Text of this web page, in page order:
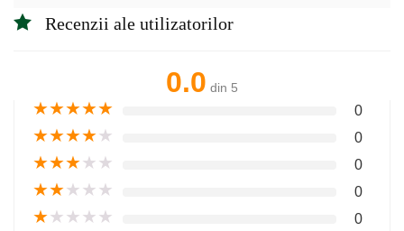
Recenzii ale utilizatorilor
0.0 din 5
★★★★★ 0
★★★★★ 0
★★★★★ 0
★★★★★ 0
★★★★★ 0